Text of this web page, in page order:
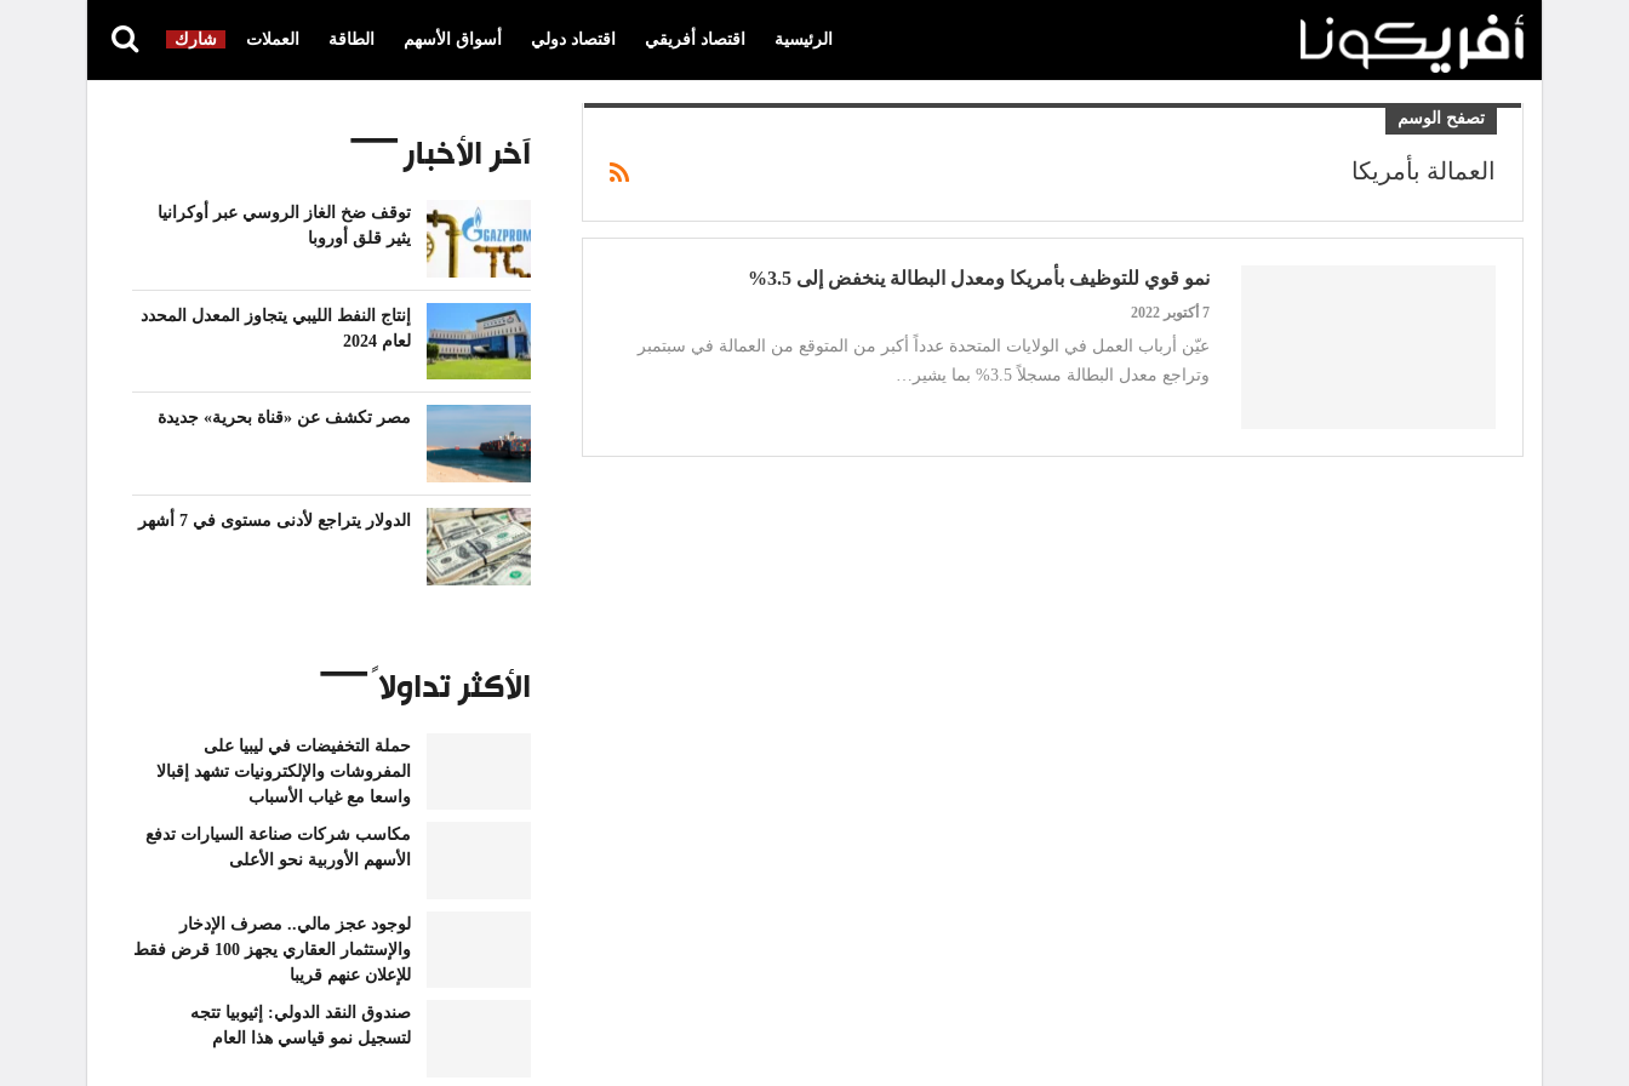
الرئيسية اقتصاد أفريقي اقتصاد دولي أسواق الأسهم الطاقة العملات شارك
تصفح الوسم
العمالة بأمريكا
نمو قوي للتوظيف بأمريكا ومعدل البطالة ينخفض إلى 3.5%
7 أكتوبر 2022
عيّن أرباب العمل في الولايات المتحدة عدداً أكبر من المتوقع من العمالة في سبتمبر
وتراجع معدل البطالة مسجلاً 3.5% بما يشير…
آخر الأخبار
توقف ضخ الغاز الروسي عبر أوكرانيا
يثير قلق أوروبا
إنتاج النفط الليبي يتجاوز المعدل المحدد
لعام 2024
مصر تكشف عن «قناة بحرية» جديدة
الدولار يتراجع لأدنى مستوى في 7 أشهر
الأكثر تداولاً
حملة التخفيضات في ليبيا على
المفروشات والإلكترونيات تشهد إقبالا
واسعا مع غياب الأسباب
مكاسب شركات صناعة السيارات تدفع
الأسهم الأوربية نحو الأعلى
لوجود عجز مالي.. مصرف الإدخار
والإستثمار العقاري يجهز 100 قرض فقط
للإعلان عنهم قريبا
صندوق النقد الدولي: إثيوبيا تتجه
لتسجيل نمو قياسي هذا العام